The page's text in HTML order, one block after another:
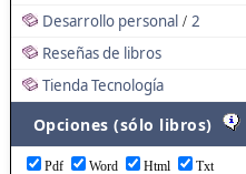
Desarrollo personal / 2
Reseñas de libros
Tienda Tecnología
Opciones (sólo libros)
Pdf Word Html Txt